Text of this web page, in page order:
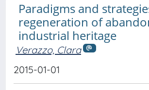
Paradigms and
regeneration of
industrial heritage
Verazzo, Clara
2015-01-01